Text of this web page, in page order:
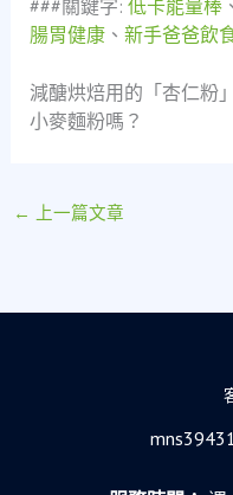
###關鍵字: 低卡能量棒、
腸胃健康、 新手爸爸飲
減醣烘焙用的「杏仁粉
小麥麵粉嗎？
← 上一篇文章